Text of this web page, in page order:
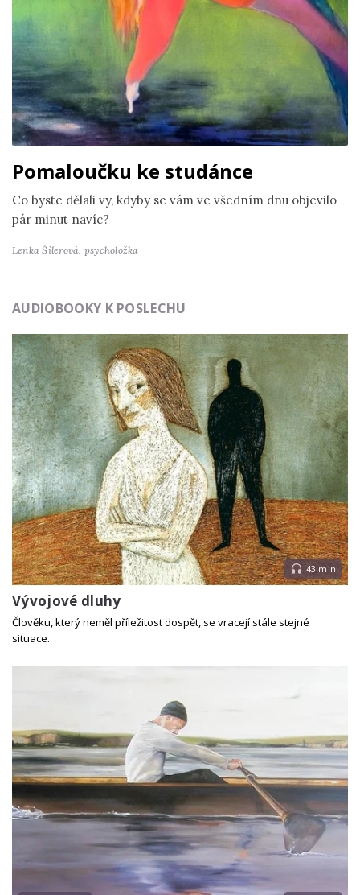
Pomaloučku ke studánce
Co byste dělali vy, kdyby se vám ve všedním dnu objevilo
pár minut navíc?
Lenka Šilerová, psycholožka
AUDIOBOOKY K POSLECHU
43 min
Vývojové dluhy
Člověku, který neměl příležitost dospět, se vracejí stále stejné
situace.